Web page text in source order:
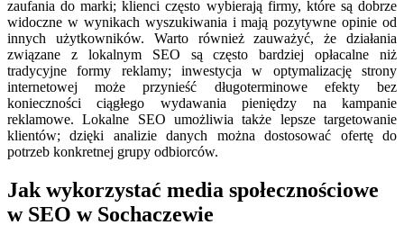
zaufania do marki; klienci często wybierają firmy, które są dobrze
widoczne w wynikach wyszukiwania i mają pozytywne opinie od
innych użytkowników. Warto również zauważyć, że działania
związane z lokalnym SEO są często bardziej opłacalne niż
tradycyjne formy reklamy; inwestycja w optymalizację strony
internetowej może przynieść długoterminowe efekty bez
konieczności ciągłego wydawania pieniędzy na kampanie
reklamowe. Lokalne SEO umożliwia także lepsze targetowanie
klientów; dzięki analizie danych można dostosować ofertę do
potrzeb konkretnej grupy odbiorców.
Jak wykorzystać media społecznościowe
w SEO w Sochaczewie